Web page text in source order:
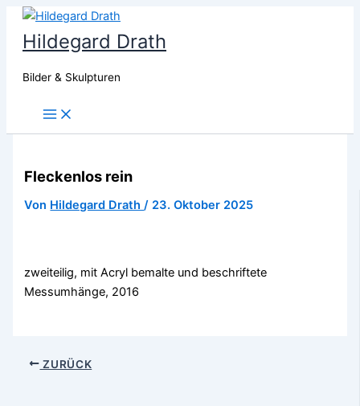
Zum
Inhalt
springen
Hildegard Drath
Bilder & Skulpturen
Main
Menu
Fleckenlos rein
Von Hildegard Drath/ 23. Oktober 2025
zweiteilig, mit Acryl bemalte und beschriftete
Messumhänge, 2016
ZURÜCK